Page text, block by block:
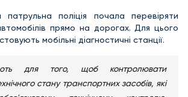
патрульна поліція почала перевіряти
прямо на дорогах. Для цього
мобільні діагностичні станції.
для того, щоб контролювати
стану транспортних засобів, які